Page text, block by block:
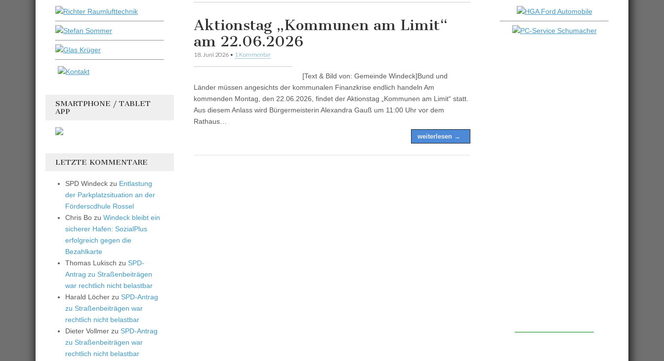
Aktionstag „Kommunen am Limit“
am 22.06.2026
18. Juni 2026 • 1 Kommentar
[Text & Bild von: Gemeinde Windeck]Bund und
Länder müssen angesichts der kommunalen Finanzkrise endlich handeln Am
kommenden Montag, den 22.06.2026, findet der Aktionstag „Kommunen am Limit“ statt.
Aus diesem Anlass wird Bürgermeisterin Alexandra Gauß um 11:00 Uhr vor dem
Rathaus…
weiterlesen →
SMARTPHONE / TABLET
APP
LETZTE KOMMENTARE
SPD Windeck zu Entlastung
der Parkplatzsituation an der
Förderscdhule Rossel
Chris Bo zu Windeck bleibt ein
sicherer Hafen: SozialPlus
erfolgreich gegen die
Bezahlkarte
Thomas Lukisch zu SPD-
Antrag zu Straßenbeiträgen
war rechtlich nicht belastbar
Harald Löcher zu SPD-Antrag
zu Straßenbeiträgen war
rechtlich nicht belastbar
Dieter Vollmer zu SPD-Antrag
zu Straßenbeiträgen war
rechtlich nicht belastbar